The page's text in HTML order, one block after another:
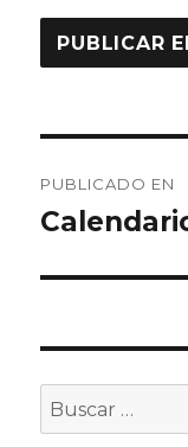
de
PUBLICADO EN
Buscar
por: